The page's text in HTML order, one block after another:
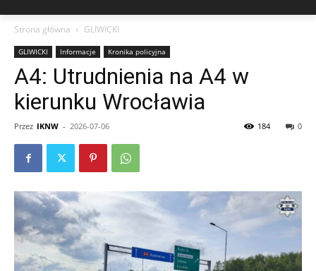
Strona główna GLIWICKI
GLIWICKI Informacje Kronika policyjna
A4: Utrudnienia na A4 w
kierunku Wrocławia
Przez IKNW - 2026-07-06 0
184